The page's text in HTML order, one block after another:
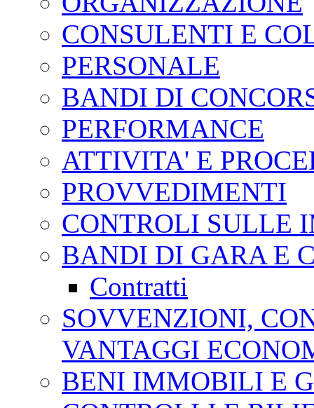
CONSULENTI E
PERSONALE
BANDI DI
PERFORMANCE
ATTIVITA' E
PROVVEDIMENTI
CONTROLI SULLE
BANDI DI GARA E
Contratti
SOVVENZIONI,
VANTAGGI
BENI IMMOBILI E